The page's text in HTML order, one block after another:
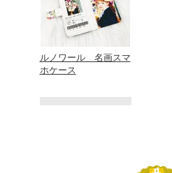
ルノワール 名画スマ
ホケース